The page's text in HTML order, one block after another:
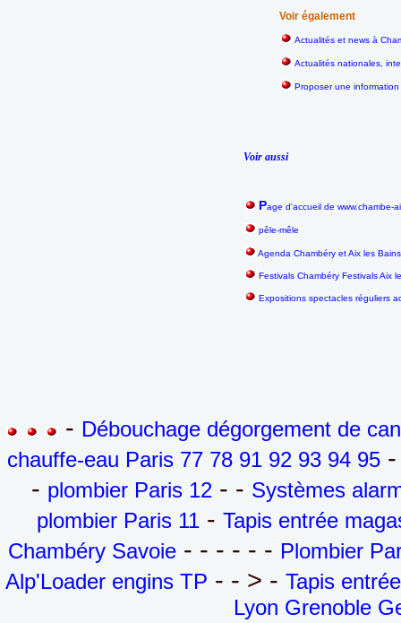
Voir également
Actualités et news à
Actualités nationales,
Proposer une information
Voir aussi
Page d'accueil de www.chambe-
pêle-mêle
Agenda Chambéry et Aix les
Festivals Chambéry Festivals Aix
Expositions spectacles réguliers
- Débouchage dégorgement de
chauffe-eau Paris 77 78 91 92 93 94 95
- plombier Paris 12 - - Systèmes
plombier Paris 11 -Tapis entrée
Chambéry Savoie - - - - - - Plombier
Alp'Loader engins TP - - > - Tapis
Lyon Grenoble